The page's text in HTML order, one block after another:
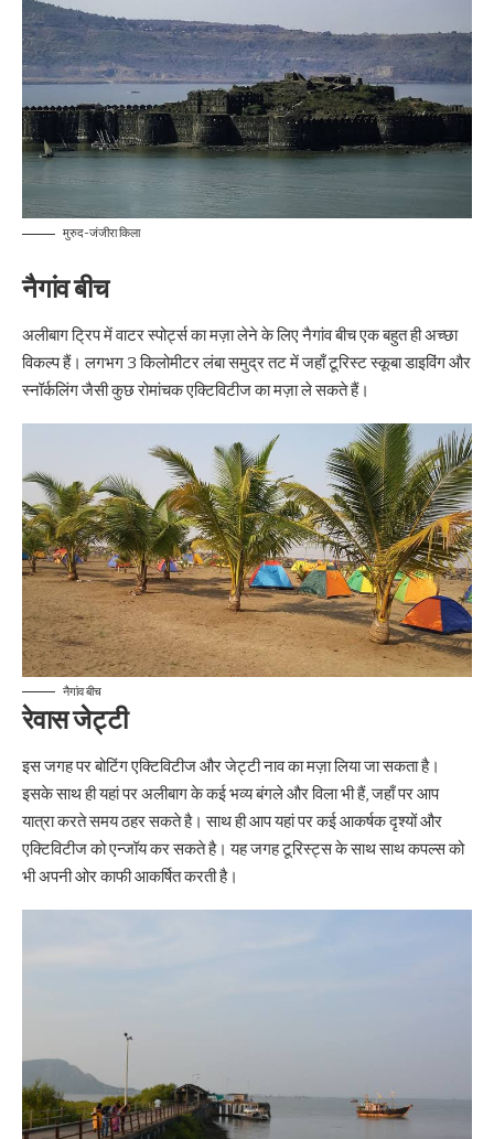
मुरुद-जंजीरा किला
नैगांव बीच
अलीबाग ट्रिप में वाटर स्पोर्ट्स का मज़ा लेने के लिए नैगांव बीच एक बहुत ही अच्छा
विकल्प हैं। लगभग 3 किलोमीटर लंबा समुद्र तट में जहाँ टूरिस्ट स्कूबा डाइविंग और
स्नॉर्कलिंग जैसी कुछ रोमांचक एक्टिविटीज का मज़ा ले सकते हैं।
नैगांव बीच
रेवास जेट्टी
इस जगह पर बोटिंग एक्टिविटीज और जेट्टी नाव का मज़ा लिया जा सकता है।
इसके साथ ही यहां पर अलीबाग के कई भव्य बंगले और विला भी हैं, जहाँ पर आप
यात्रा करते समय ठहर सकते है। साथ ही आप यहां पर कई आकर्षक दृश्यों और
एक्टिविटीज को एन्जॉय कर सकते है। यह जगह टूरिस्ट्स के साथ साथ कपल्स को
भी अपनी ओर काफी आकर्षित करती है।